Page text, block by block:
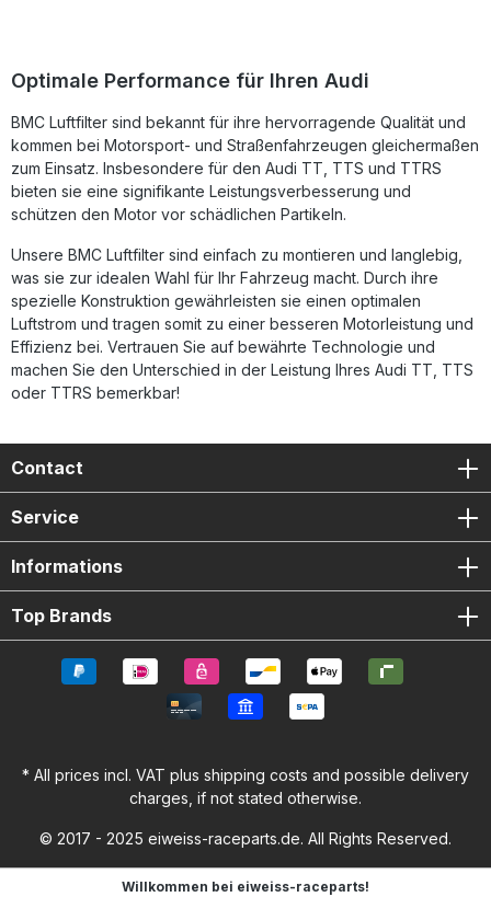
BMC air filters' technical and quality specifics. Design and
Materials Qualified engineers using advanced software and
BMC air filters. An F1 filter must be very light, must be made
of the best raw materials and must improve performance.
For this reason we use only alloy mesh with epoxy coating
to ensure protection from petrol fumes and from
oxidization due to the humidity of the air. The filtering
material is composed of a special cotton gauze soaked
with low-viscosity oil to give you the best air
permeability.CHASSIS : FV ENGINE CODE : DAZA
Optimale Performance für Ihren Audi
BMC Luftfilter sind bekannt für ihre hervorragende Qualität und
kommen bei Motorsport- und Straßenfahrzeugen gleichermaßen
zum Einsatz. Insbesondere für den Audi TT, TTS und TTRS
bieten sie eine signifikante Leistungsverbesserung und
schützen den Motor vor schädlichen Partikeln.
Unsere BMC Luftfilter sind einfach zu montieren und langlebig,
was sie zur idealen Wahl für Ihr Fahrzeug macht. Durch ihre
spezielle Konstruktion gewährleisten sie einen optimalen
Luftstrom und tragen somit zu einer besseren Motorleistung und
Effizienz bei. Vertrauen Sie auf bewährte Technologie und
machen Sie den Unterschied in der Leistung Ihres Audi TT, TTS
oder TTRS bemerkbar!
Contact
Service
Informations
Top Brands
* All prices incl. VAT plus shipping costs and possible delivery
charges, if not stated otherwise.
© 2017 - 2025 eiweiss-raceparts.de. All Rights Reserved.
Willkommen bei eiweiss-raceparts!